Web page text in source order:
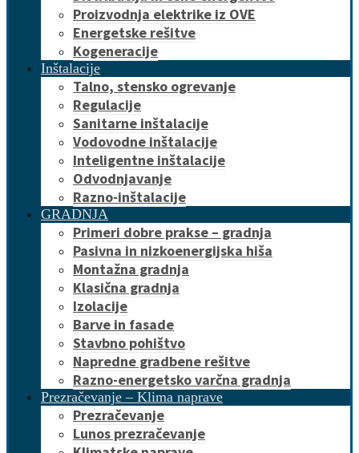
Proizvodnja elektrike iz OVE
Energetske rešitve
Kogeneracije
Inštalacije
Talno, stensko ogrevanje
Regulacije
Sanitarne inštalacije
Vodovodne inštalacije
Inteligentne inštalacije
Odvodnjavanje
Razno-inštalacije
GRADNJA
Primeri dobre prakse – gradnja
Pasivna in nizkoenergijska hiša
Montažna gradnja
Klasična gradnja
Izolacije
Barve in fasade
Stavbno pohištvo
Napredne gradbene rešitve
Razno-energetsko varčna gradnja
Prezračevanje – Klima naprave
Prezračevanje
Lunos prezračevanje